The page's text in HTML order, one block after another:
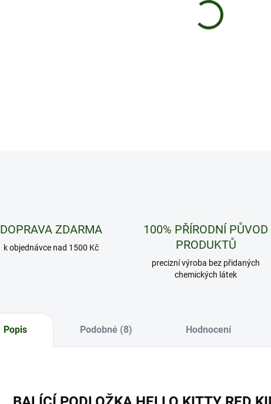
DOPRAVA ZDARMA
k objednávce nad 1500 Kč
100% PŘÍRODNÍ PŮVOD
PRODUKTŮ
precizní výroba bez přidaných
chemických látek
Popis Podobné (8) Hodnocení